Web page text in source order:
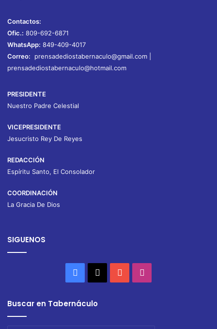
Contactos:
Ofic.: 809-692-6871
WhatsApp: 849-409-4017
Correo:
prensadediostabernaculo@gmail.com
prensadediostabernaculo@hotmail.com
PRESIDENTE
Nuestro Padre Celestial
VICEPRESIDENTE
Jesucristo Rey De Reyes
REDACCIÓN
Espíritu Santo, El Consolador
COORDINACIÓN
La Gracia De Dios
SIGUENOS
Facebook YouTube
Buscar en Tabernáculo